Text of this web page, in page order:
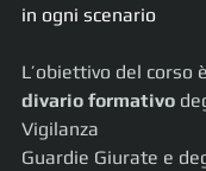
in ogni scenario
L’obiettivo del corso è
divario formativo
Vigilanza
Guardie Giurate e